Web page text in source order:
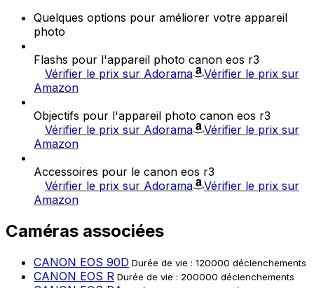
Quelques options pour améliorer votre appareil
photo
Flashs pour l'appareil photo canon eos r3
Vérifier le prix sur Adorama
Objectifs pour l'appareil photo canon eos r3